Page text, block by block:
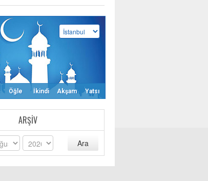
Öğle İkindi Akşam Yatsı
ARŞIV
Ara